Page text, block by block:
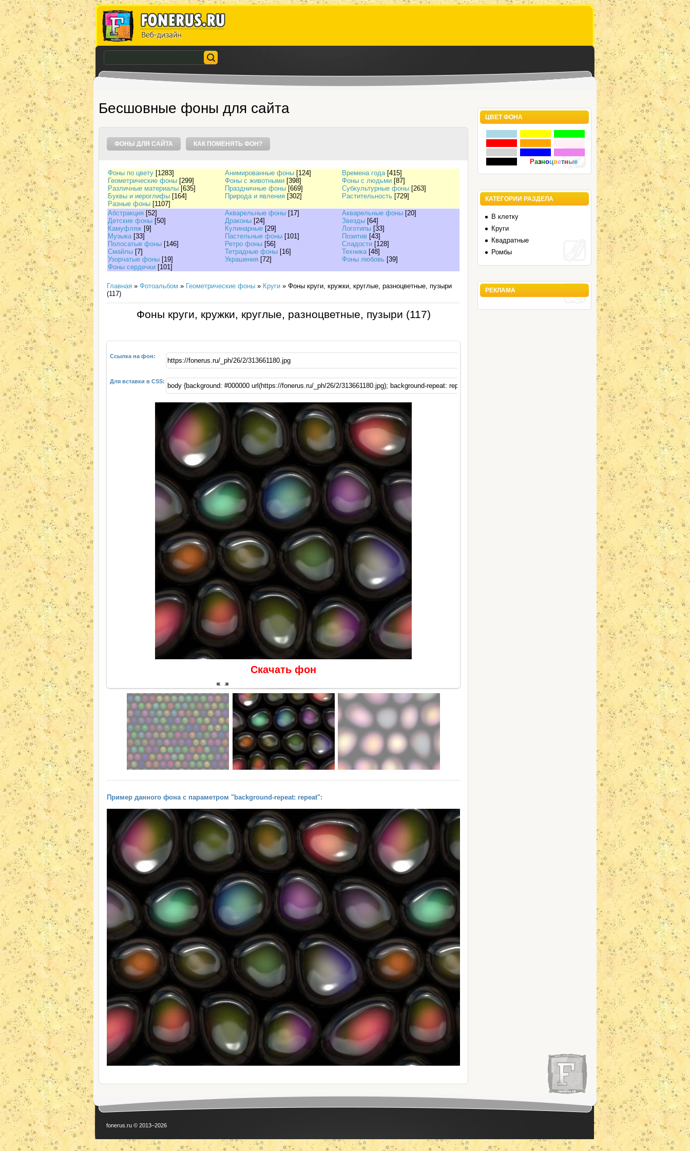
Бесшовные фоны для сайта
ФОНЫ ДЛЯ САЙТА КАК ПОМЕНЯТЬ ФОН?
Фоны по цвету [1283] Анимированные фоны [124] Времена года [415]
Геометрические фоны [299] Фоны с животными [398] Фоны с людьми [87]
Различные материалы [635] Праздничные фоны [669] Субкультурные фоны [263]
Буквы и иероглифы [164] Природа и явления [302] Растительность [729]
Разные фоны [1107]
Абстракция [52] Акварельные фоны [17] Акварельные фоны [20]
Детские фоны [50] Драконы [24] Звезды [64]
Камуфляж [9] Кулинарные [29] Логотипы [33]
Музыка [33] Пастельные фоны [101] Позитив [43]
Полосатые фоны [146] Ретро фоны [56] Сладости [128]
Смайлы [7] Тетрадные фоны [16] Техника [48]
Узорчатые фоны [19] Украшения [72] Фоны любовь [39]
Фоны сердечки [101]
Главная » Фотоальбом » Геометрические фоны » Круги » Фоны круги, кружки, круглые, разноцветные, пузыри
(117)
Фоны круги, кружки, круглые, разноцветные, пузыри (117)
Ссылка на фон:
Для вставки в CSS:
Скачать фон
В реальном размере512x512/ 157.7Kb
Пример данного фона с параметром "background-repeat: repeat":
ЦВЕТ ФОНА
Разноцветные
КАТЕГОРИИ РАЗДЕЛА
В клетку
Круги
Квадратные
Ромбы
РЕКЛАМА
fonerus.ru © 2013–2026